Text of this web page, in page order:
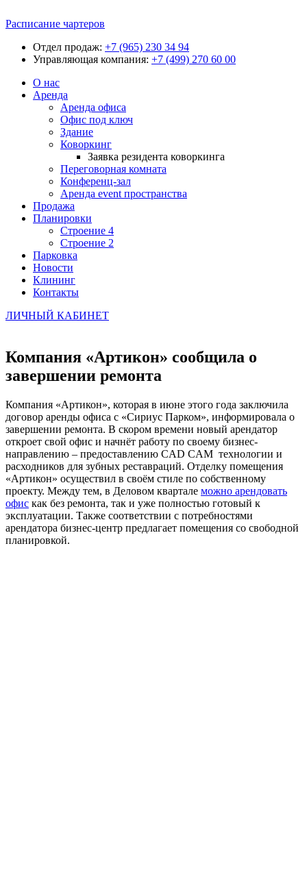
Расписание чартеров
Отдел продаж: +7 (965) 230 34 94
Управляющая компания: +7 (499) 270 60 00
О нас
Аренда
Аренда офиса
Офис под ключ
Здание
Коворкинг
Заявка резидента коворкинга
Переговорная комната
Конференц-зал
Аренда event пространства
Продажа
Планировки
Строение 4
Строение 2
Парковка
Новости
Клининг
Контакты
ЛИЧНЫЙ КАБИНЕТ
Компания «Артикон» сообщила о
завершении ремонта
Компания «Артикон», которая в июне этого года заключила
договор аренды офиса с «Сириус Парком», информировала о
завершении ремонта. В скором времени новый арендатор
откроет свой офис и начнёт работу по своему бизнес-
направлению – предоставлению CAD CAM технологии и
расходников для зубных реставраций. Отделку помещения
«Артикон» осуществил в своём стиле по собственному
проекту. Между тем, в Деловом квартале можно арендовать
офис как без ремонта, так и уже полностью готовый к
эксплуатации. Также соответствии с потребностями
арендатора бизнес-центр предлагает помещения со свободной
планировкой.